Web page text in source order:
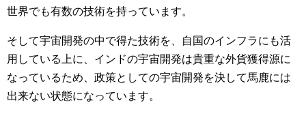
世界でも有数の技術を持っています。
そして宇宙開発の中で得た技術を、自国のインフラにも活
用している上に、インドの宇宙開発は貴重な外貨獲得源に
なっているため、政策としての宇宙開発を決して馬鹿には
出来ない状態になっています。